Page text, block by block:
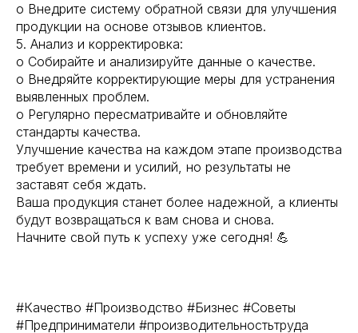
o Внедрите систему обратной связи для улучшения
продукции на основе отзывов клиентов.
5. Анализ и корректировка:
o Собирайте и анализируйте данные о качестве.
o Внедряйте корректирующие меры для устранения
выявленных проблем.
o Регулярно пересматривайте и обновляйте
стандарты качества.
Улучшение качества на каждом этапе производства
требует времени и усилий, но результаты не
заставят себя ждать.
Ваша продукция станет более надежной, а клиенты
будут возвращаться к вам снова и снова.
Начните свой путь к успеху уже сегодня! 💪
#Качество #Производство #Бизнес #Советы
#Предприниматели #производительностьтруда